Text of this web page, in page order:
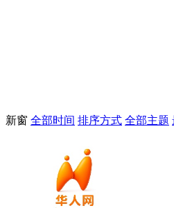
新窗 全部时间 排序方式 全部主题